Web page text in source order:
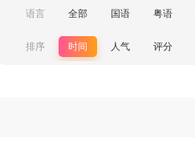
语言 全部 国语 粤语
排序 时间 人气 评分